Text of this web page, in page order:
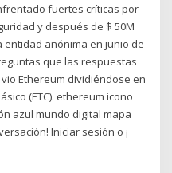
fuertes críticas por
y después de $ 50M
anónima en junio de
que las respuestas
Ethereum dividiéndose en
(ETC). ethereum icono
azul mundo digital mapa
Iniciar sesión o ¡